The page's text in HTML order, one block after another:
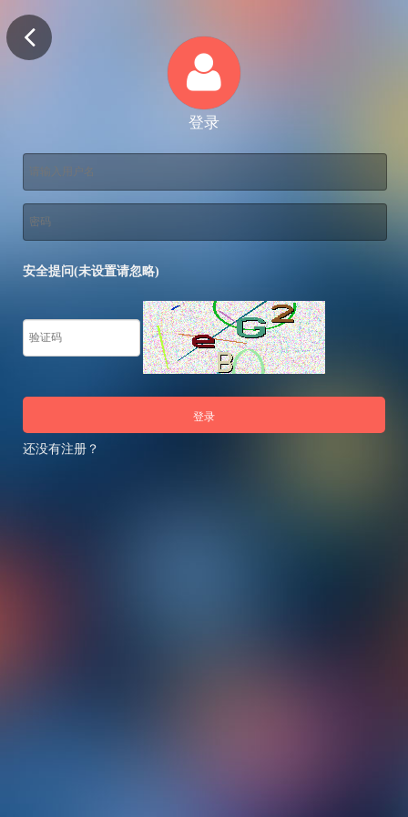
登录
安全提问(未设置请忽略)
登录
还没有注册？